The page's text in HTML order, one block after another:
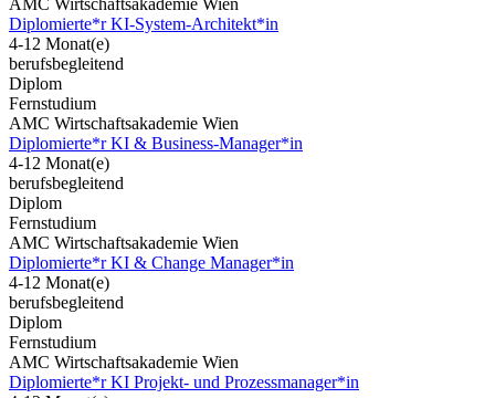
AMC Wirtschaftsakademie Wien
Diplomierte*r KI-System-Architekt*in
4-12 Monat(e)
berufsbegleitend
Diplom
Fernstudium
AMC Wirtschaftsakademie Wien
Diplomierte*r KI & Business-Manager*in
4-12 Monat(e)
berufsbegleitend
Diplom
Fernstudium
AMC Wirtschaftsakademie Wien
Diplomierte*r KI & Change Manager*in
4-12 Monat(e)
berufsbegleitend
Diplom
Fernstudium
AMC Wirtschaftsakademie Wien
Diplomierte*r KI Projekt- und Prozessmanager*in